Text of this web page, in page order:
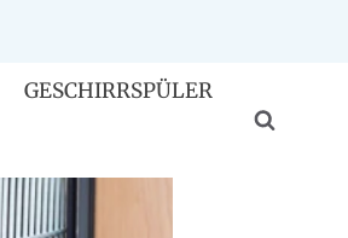
GESCHIRRSPÜLER